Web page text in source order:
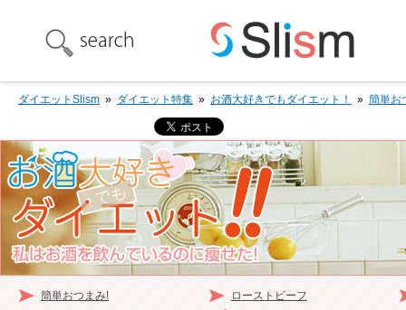
ダイエットSlism » ダイエット特集 » お酒大好きでもダイエット！ » 簡単お
簡単おつまみ!
ローストビーフ